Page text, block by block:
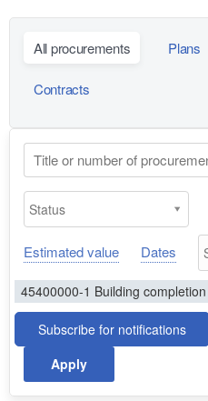
All procurements Plans
Contracts
Estimated value Dates
45400000-1 Building
Subscribe for notifications
Apply